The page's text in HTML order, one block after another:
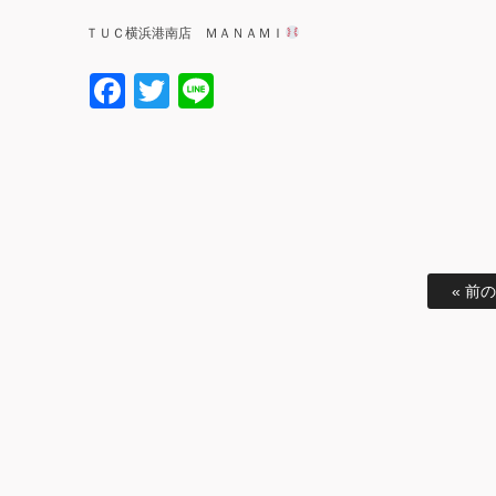
ＴＵＣ横浜港南店 ＭＡＮＡＭＩ
Facebook
Twitter
« 前